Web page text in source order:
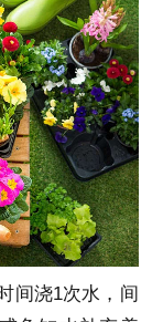
间浇1次水，间